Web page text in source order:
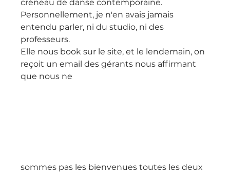
créneau de danse contemporaine.
Personnellement, je n'en avais jamais
entendu parler, ni du studio, ni des
professeurs.
Elle nous book sur le site, et le lendemain, on
reçoit un email des gérants nous affirmant
que nous ne
sommes pas les bienvenues toutes les deux